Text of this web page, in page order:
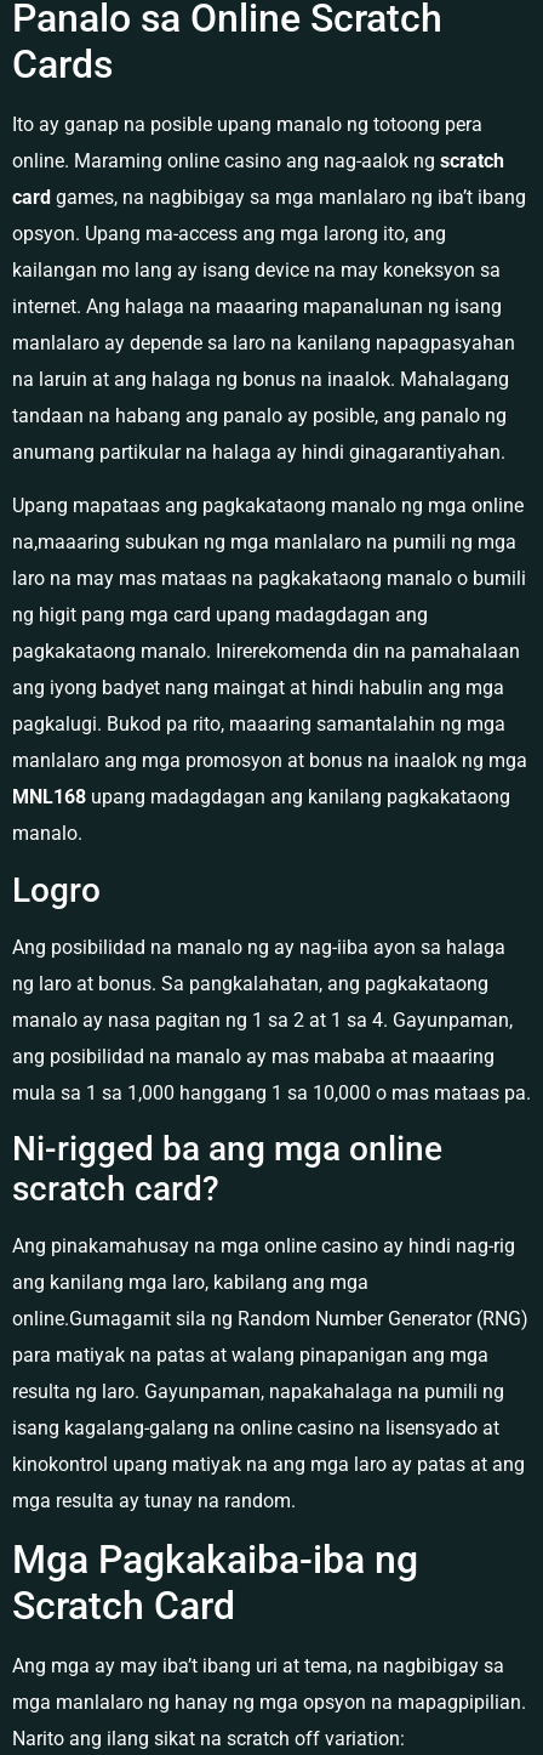
Panalo sa Online Scratch
Cards
Ito ay ganap na posible upang manalo ng totoong pera
online. Maraming online casino ang nag-aalok ng scratch
card games, na nagbibigay sa mga manlalaro ng iba’t ibang
opsyon. Upang ma-access ang mga larong ito, ang
kailangan mo lang ay isang device na may koneksyon sa
internet. Ang halaga na maaaring mapanalunan ng isang
manlalaro ay depende sa laro na kanilang napagpasyahan
na laruin at ang halaga ng bonus na inaalok. Mahalagang
tandaan na habang ang panalo ay posible, ang panalo ng
anumang partikular na halaga ay hindi ginagarantiyahan.
Upang mapataas ang pagkakataong manalo ng mga online
na,maaaring subukan ng mga manlalaro na pumili ng mga
laro na may mas mataas na pagkakataong manalo o bumili
ng higit pang mga card upang madagdagan ang
pagkakataong manalo. Inirerekomenda din na pamahalaan
ang iyong badyet nang maingat at hindi habulin ang mga
pagkalugi. Bukod pa rito, maaaring samantalahin ng mga
manlalaro ang mga promosyon at bonus na inaalok ng mga
MNL168 upang madagdagan ang kanilang pagkakataong
manalo.
Logro
Ang posibilidad na manalo ng ay nag-iiba ayon sa halaga
ng laro at bonus. Sa pangkalahatan, ang pagkakataong
manalo ay nasa pagitan ng 1 sa 2 at 1 sa 4. Gayunpaman,
ang posibilidad na manalo ay mas mababa at maaaring
mula sa 1 sa 1,000 hanggang 1 sa 10,000 o mas mataas pa.
Ni-rigged ba ang mga online
scratch card?
Ang pinakamahusay na mga online casino ay hindi nag-rig
ang kanilang mga laro, kabilang ang mga
online.Gumagamit sila ng Random Number Generator (RNG)
para matiyak na patas at walang pinapanigan ang mga
resulta ng laro. Gayunpaman, napakahalaga na pumili ng
isang kagalang-galang na online casino na lisensyado at
kinokontrol upang matiyak na ang mga laro ay patas at ang
mga resulta ay tunay na random.
Mga Pagkakaiba-iba ng
Scratch Card
Ang mga ay may iba’t ibang uri at tema, na nagbibigay sa
mga manlalaro ng hanay ng mga opsyon na mapagpipilian.
Narito ang ilang sikat na scratch off variation: